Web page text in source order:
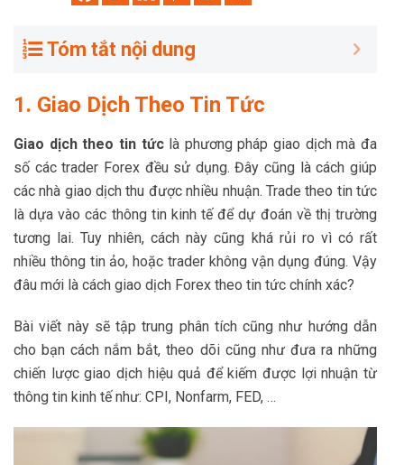
Tóm tắt nội dung
1. Giao Dịch Theo Tin Tức
Giao dịch theo tin tứclà phương pháp giao dịch mà đa
số các trader Forex đều sử dụng. Đây cũng là cách giúp
các nhà giao dịch thu được nhiều nhuận. Trade theo tin tức
là dựa vào các thông tin kinh tế để dự đoán về thị trường
tương lai. Tuy nhiên, cách này cũng khá rủi ro vì có rất
nhiều thông tin ảo, hoặc trader không vận dụng đúng. Vậy
đâu mới là cách giao dịch Forex theo tin tức chính xác?
Bài viết này sẽ tập trung phân tích cũng như hướng dẫn
cho bạn cách nắm bắt, theo dõi cũng như đưa ra những
chiến lược giao dịch hiệu quả để kiếm được lợi nhuận từ
thông tin kinh tế như: CPI, Nonfarm, FED, …